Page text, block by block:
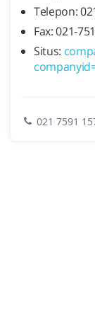
Fax: 021-
Situs:
021 7591